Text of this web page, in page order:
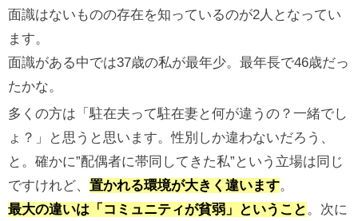
面識はないものの存在を知っているのが2人となってい
ます。
面識がある中では37歳の私が最年少。最年長で46歳だっ
たかな。
多くの方は「駐在夫って駐在妻と何が違うの？一緒でし
ょ？」と思うと思います。性別しか違わないだろう、
と。確かに”配偶者に帯同してきた私”という立場は同じ
ですけれど、 置かれる環境が大きく違います。
最大の違いは「コミュニティが貧弱」ということ。次に